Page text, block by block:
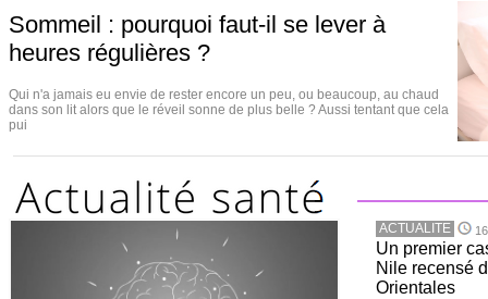
Sommeil : pourquoi faut-il se lever à
heures régulières ?
Qui n'a jamais eu envie de rester encore un peu, ou beaucoup, au chaud
dans son lit alors que le réveil sonne de plus belle ? Aussi tentant que cela
pui
ACTUALITE
Un premier
Nile recensé
Orientales